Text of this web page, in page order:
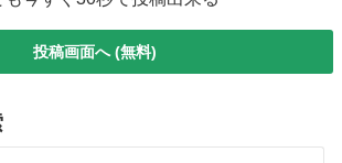
投稿画面へ (無料)